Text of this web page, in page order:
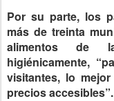
Por su parte, los
más de treinta
alimentos de
higiénicamente,
visitantes, lo
precios accesibles”.